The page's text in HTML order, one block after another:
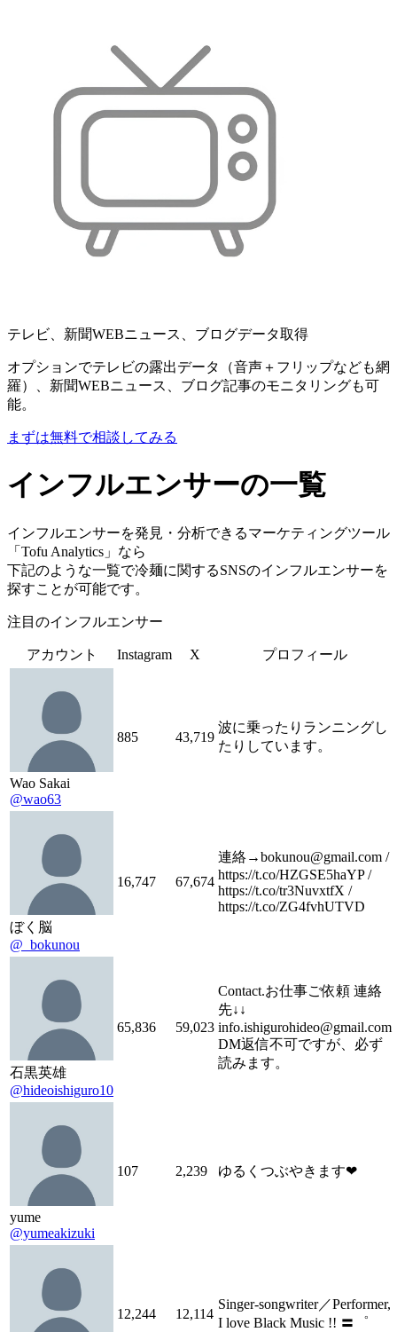
テレビ、新聞WEBニュース、ブログデータ取得
オプションでテレビの露出データ（音声＋フリップなども網
羅）、新聞WEBニュース、ブログ記事のモニタリングも可
能。
まずは無料で相談してみる
インフルエンサーの一覧
インフルエンサーを発見・分析できるマーケティングツール
「Tofu Analytics」なら
下記のような一覧で冷麺に関するSNSのインフルエンサーを
探すことが可能です。
注目のインフルエンサー
アカウント Instagram X プロフィール
Wao Sakai
@wao63
885 43,719
波に乗ったりランニングし
たりしています。
ぼく脳
@_bokunou
16,747 67,674
連絡→bokunou@gmail.com /
https://t.co/HZGSE5haYP /
https://t.co/tr3NuvxtfX /
https://t.co/ZG4fvhUTVD
石黒英雄
@hideoishiguro10
65,836 59,023
Contact.お仕事ご依頼 連絡
先↓↓
info.ishigurohideo@gmail.com
DM返信不可ですが、必ず
読みます。
yume
@yumeakizuki
107 2,239 ゆるくつぶやきます❤︎
12,244 12,114
Singer-songwriter／Performer,
I love Black Music !! 〓゜